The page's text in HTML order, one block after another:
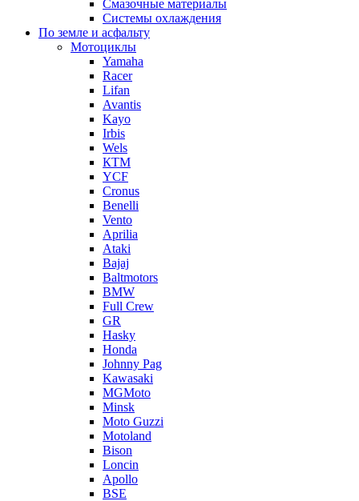
Смазочные материалы
Системы охлаждения
По земле и асфальту
Мотоциклы
Yamaha
Racer
Lifan
Avantis
Kayo
Irbis
Wels
КТМ
YCF
Cronus
Benelli
Vento
Aprilia
Ataki
Bajaj
Baltmotors
BMW
Full Crew
GR
Hasky
Honda
Johnny Pag
Kawasaki
MGMoto
Minsk
Moto Guzzi
Motoland
Bison
Loncin
Apollo
BSE